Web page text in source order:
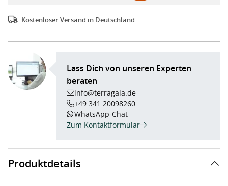
Kostenloser Versand in Deutschland
Lass Dich von unseren Experten
beraten
info@terragala.de
+49 341 20098260
WhatsApp-Chat
Zum Kontaktformular
Produktdetails